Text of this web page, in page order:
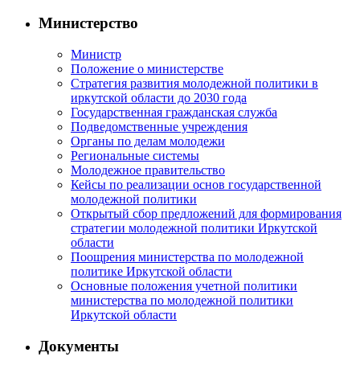
Министерство
Министр
Положение о министерстве
Стратегия развития молодежной политики в
иркутской области до 2030 года
Государственная гражданская служба
Подведомственные учреждения
Органы по делам молодежи
Региональные системы
Молодежное правительство
Кейсы по реализации основ государственной
молодежной политики
Открытый сбор предложений для формирования
стратегии молодежной политики Иркутской
области
Поощрения министерства по молодежной
политике Иркутской области
Основные положения учетной политики
министерства по молодежной политики
Иркутской области
Документы